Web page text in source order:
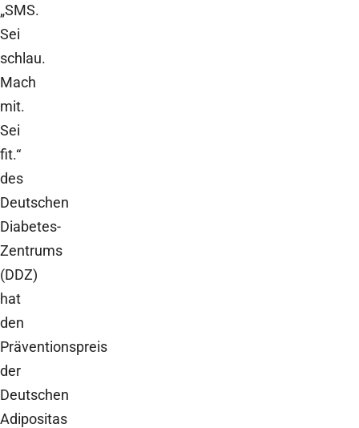
„SMS.
Sei
schlau.
Mach
mit.
Sei
fit.“
des
Deutschen
Diabetes-
Zentrums
(DDZ)
hat
den
Präventionspreis
der
Deutschen
Adipositas